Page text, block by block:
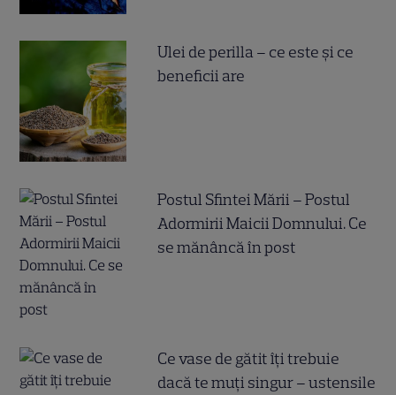
Ulei de perilla – ce este și ce
beneficii are
Postul Sfintei Mării – Postul
Adormirii Maicii Domnului. Ce
se mănâncă în post
Ce vase de gătit îți trebuie
dacă te muți singur – ustensile